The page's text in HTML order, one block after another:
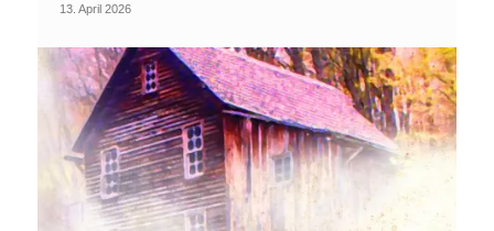
13. April 2026